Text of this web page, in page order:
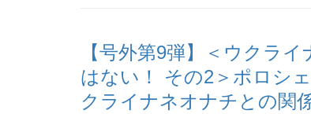
【号外第9弾】＜ウクラ
はない！ その2＞ポロシ
クライナネオナチとの関